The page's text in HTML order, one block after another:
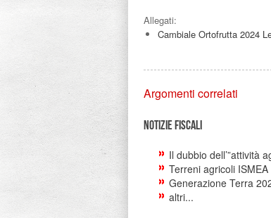
Allegati:
Cambiale Ortofrutta 2024
Argomenti correlati
Notizie Fiscali
Il dubbio dell’”attività
Terreni agricoli
Generazione Terra
altri...